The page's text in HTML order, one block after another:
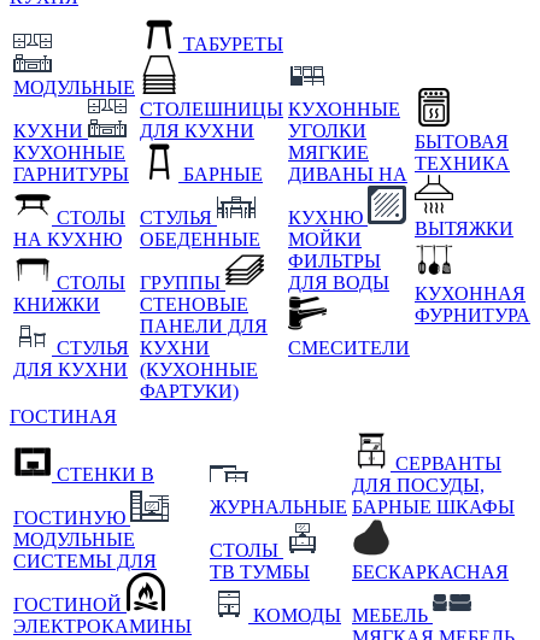
МОДУЛЬНЫЕ
КУХНИ
КУХОННЫЕ
ГАРНИТУРЫ
СТОЛЫ
НА КУХНЮ
СТОЛЫ
КНИЖКИ
СТУЛЬЯ
ДЛЯ КУХНИ
ТАБУРЕТЫ
СТОЛЕШНИЦЫ
ДЛЯ КУХНИ
БАРНЫЕ
СТУЛЬЯ
ОБЕДЕННЫЕ
ГРУППЫ
СТЕНОВЫЕ
ПАНЕЛИ ДЛЯ
КУХНИ
(КУХОННЫЕ
ФАРТУКИ)
КУХОННЫЕ
УГОЛКИ
МЯГКИЕ
ДИВАНЫ НА
КУХНЮ
МОЙКИ
ФИЛЬТРЫ
ДЛЯ ВОДЫ
СМЕСИТЕЛИ
БЫТОВАЯ
ТЕХНИКА
ВЫТЯЖКИ
КУХОННАЯ
ФУРНИТУРА
ГОСТИНАЯ
СТЕНКИ В
ГОСТИНУЮ
МОДУЛЬНЫЕ
СИСТЕМЫ ДЛЯ
ГОСТИНОЙ
ЭЛЕКТРОКАМИНЫ
ЖУРНАЛЬНЫЕ
СТОЛЫ
ТВ ТУМБЫ
КОМОДЫ
СЕРВАНТЫ
ДЛЯ ПОСУДЫ,
БАРНЫЕ ШКАФЫ
БЕСКАРКАСНАЯ
МЕБЕЛЬ